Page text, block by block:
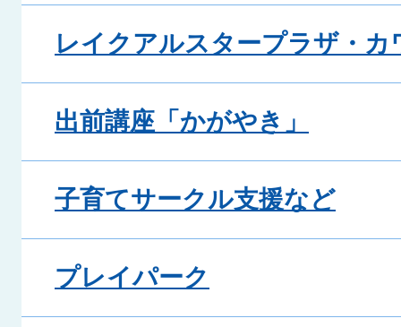
レイクアルスタープラザ・カ
出前講座「かがやき」
子育てサークル支援など
プレイパーク